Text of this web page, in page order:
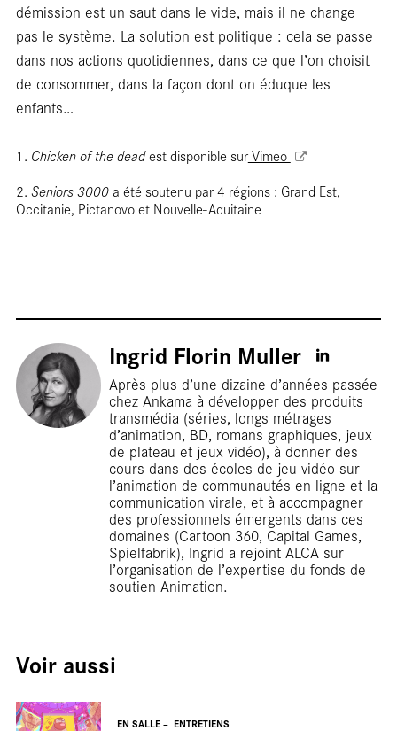
démission est un saut dans le vide, mais il ne change
pas le système. La solution est politique : cela se passe
dans nos actions quotidiennes, dans ce que l’on choisit
de consommer, dans la façon dont on éduque les
enfants…
1. Chicken of the deadest disponible surVimeo
2. Seniors 3000a été soutenu par 4 régions : Grand Est,
Occitanie, Pictanovo et Nouvelle-Aquitaine
Ingrid Florin Muller
Après plus d’une dizaine d’années passée
chez Ankama à développer des produits
transmédia (séries, longs métrages
d’animation, BD, romans graphiques, jeux
de plateau et jeux vidéo), à donner des
cours dans des écoles de jeu vidéo sur
l’animation de communautés en ligne et la
communication virale, et à accompagner
des professionnels émergents dans ces
domaines (Cartoon 360, Capital Games,
Spielfabrik), Ingrid a rejoint ALCA sur
l’organisation de l’expertise du fonds de
soutien Animation.
Voir aussi
EN SALLE ENTRETIENS